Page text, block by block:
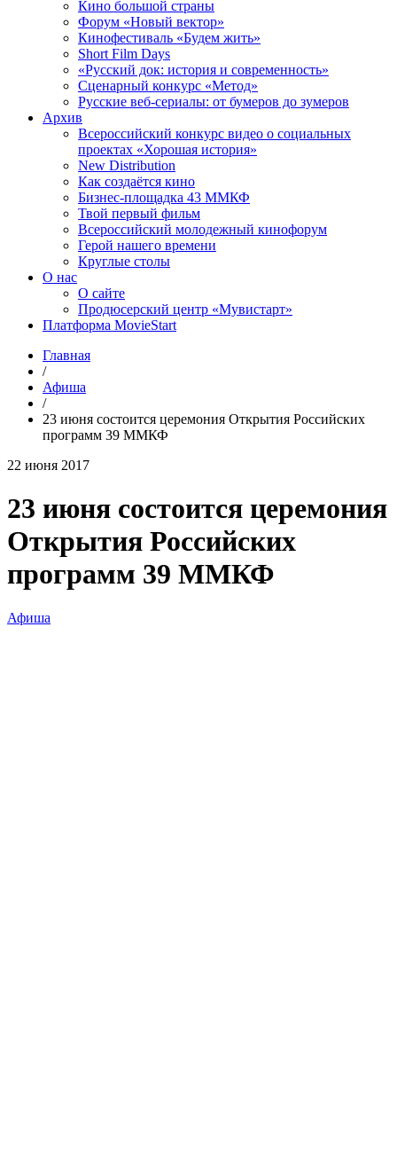
Кино большой страны
Форум «Новый вектор»
Кинофестиваль «Будем жить»
Short Film Days
«Русский док: история и современность»
Сценарный конкурс «Метод»
Русские веб-сериалы: от бумеров до зумеров
Архив
Всероссийский конкурс видео о социальных
проектах «Хорошая история»
New Distribution
Как создаётся кино
Бизнес-площадка 43 ММКФ
Твой первый фильм
Всероссийский молодежный кинофорум
Герой нашего времени
Круглые столы
О нас
О сайте
Продюсерский центр «Мувистарт»
Платформа MovieStart
Главная
/
Афиша
/
23 июня состоится церемония Открытия Российских
программ 39 ММКФ
22 июня 2017
23 июня состоится церемония
Открытия Российских
программ 39 ММКФ
Афиша